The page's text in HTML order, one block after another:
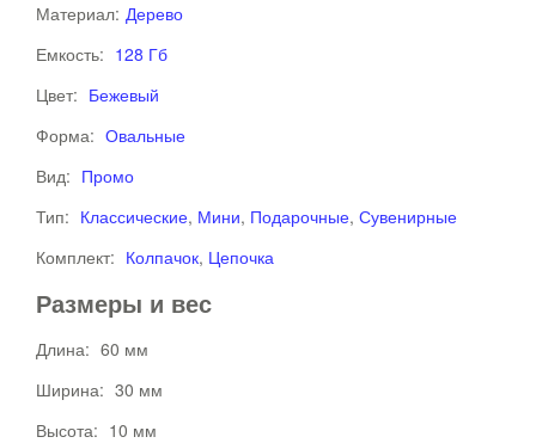
Материал: Дерево
Емкость: 128 Гб
Цвет: Бежевый
Форма: Овальные
Вид: Промо
Тип: Классические, Мини, Подарочные, Сувенирные
Комплект: Колпачок, Цепочка
Размеры и вес
Длина: 60 мм
Ширина: 30 мм
Высота: 10 мм